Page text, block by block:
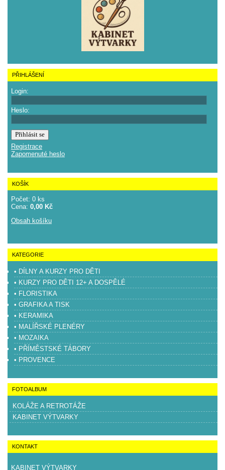
PŘIHLÁŠENÍ
Login:
Heslo:
Registrace
Zapomenuté heslo
KOŠÍK
Počet: 0 ks
Cena: 0,00 Kč
Obsah košíku
KATEGORIE
• DÍLNY A KURZY PRO DĚTI
• KURZY PRO DĚTI 12+ A DOSPĚLÉ
• FLORISTIKA
• GRAFIKA A TISK
• KERAMIKA
• MALÍŘSKÉ PLENÉRY
• MOZAIKA
• PŘÍMĚSTSKÉ TÁBORY
• PROVENCE
FOTOALBUM
KOLÁŽE A RETROTÁŽE
KABINET VÝTVARKY
KONTAKT
KABINET VÝTVARKY